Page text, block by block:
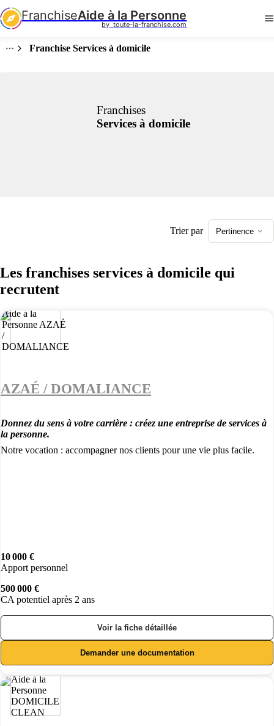
FranchiseAide à la Personne
by  toute-la-franchise.com
Franchise Services à domicile
Franchises
Services à domicile
Trier par Pertinence
Les franchises services à domicile qui
recrutent
AZAÉ / DOMALIANCE
Donnez du sens à votre carrière : créez une entreprise de services à
la personne.
Notre vocation : accompagner nos clients pour une vie plus facile.
10 000 €
Apport personnel
500 000 €
CA potentiel après 2 ans
Voir la fiche détaillée
Demander une documentation